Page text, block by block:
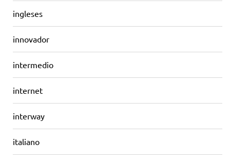
ingleses
innovador
intermedio
internet
interway
italiano